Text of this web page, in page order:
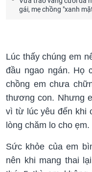
gái, mẹ chồng "xanh
Lúc thấy chúng em
đầu ngao ngán. Họ
chồng em chưa
thương con. Nhưng
vì từ lúc yêu đến khi
lòng chăm lo cho ẹm.
Sức khỏe của em
nên khi mang thai